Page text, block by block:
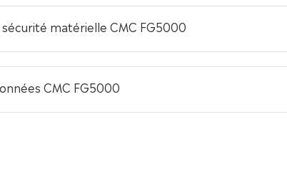
matérielle CMC FG5000
CMC FG5000